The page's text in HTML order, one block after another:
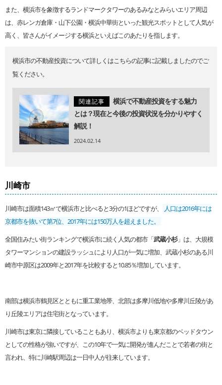
また、横浜市を象徴するランドマークタワーのあるみなとみらいエリア周辺
は、赤レンガ倉庫・山下公園・横浜中華街といった観光スポットとして人気が
高く、皆さんがイメージする横浜といえばこのあたりを指します。
横浜市の不動産投資について詳しくはこちらの記事に記載しましたのでご
覧ください。
関連記事
横浜で不動産投資をする魅力
とは？現在と今後の投資状況を分かりやすく
解説！
2024.02.14
川崎市
川崎市は面積143㎡で横浜市と比べると3分の1ほどですが、
人口は2016年には
京都市を抜いて第7位、2017年には150万人を超えました。
全国住みたい街ランキングで横浜市に続く人気の都市「武蔵小杉」は、大規模
タワーマンションの建設ラッシュにより人口が一気に増加、武蔵小杉のある川
崎市中原区は2009年と2017年を比較すると10.85％増加しています。
南部は横浜市鶴見区とともに重工業地帯、北部は多摩川低地や多摩川丘陵があ
り丘陵エリアは住宅街となっています。
川崎市は東京に隣接していることもあり、横浜市よりも東京都のベッドタウン
としての性格が強いですが、この10年で一気に開発が進んだことで若者の街と
言われ、特に川崎駅周辺は一日中人が往来しています。